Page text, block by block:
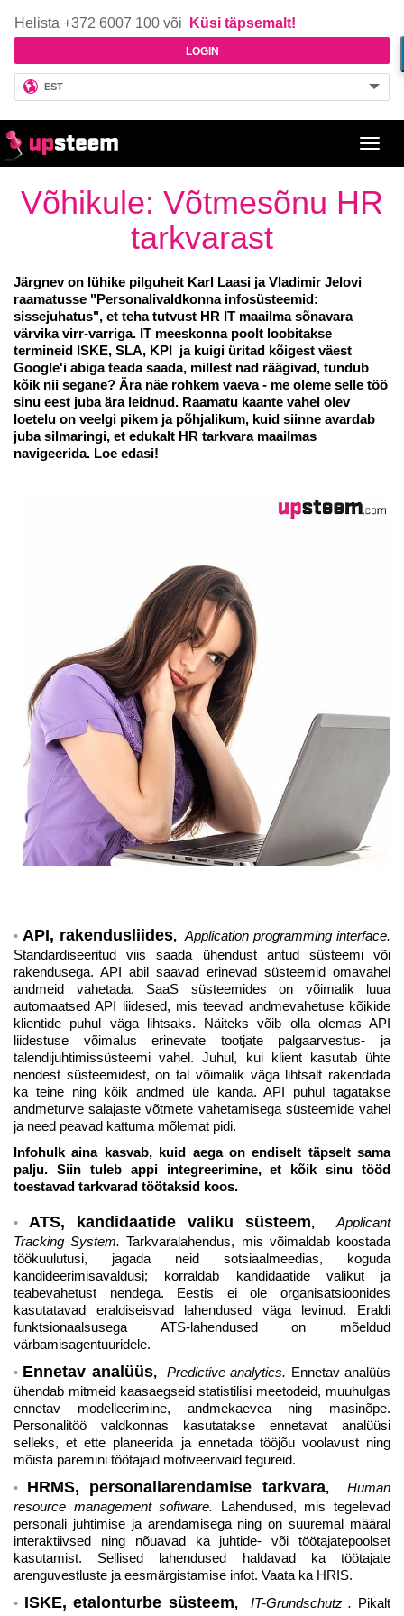
Helista +372 6007 100 või Küsi täpsemalt!
LOGIN
EST
Võhikule: Võtmesõnu HR
tarkvarast
Järgnev on lühike pilguheit Karl Laasi ja Vladimir Jelovi
raamatusse "Personalivaldkonna infosüsteemid:
sissejuhatus", et teha tutvust HR IT maailma sõnavara
värvika virr-varriga. IT meeskonna poolt loobitakse
termineid ISKE, SLA, KPI ja kuigi üritad kõigest väest
Google'i abiga teada saada, millest nad räägivad, tundub
kõik nii segane? Ära näe rohkem vaeva - me oleme selle töö
sinu eest juba ära leidnud. Raamatu kaante vahel olev
loetelu on veelgi pikem ja põhjalikum, kuid siinne avardab
juba silmaringi, et edukalt HR tarkvara maailmas
navigeerida. Loe edasi!
API, rakendusliides,Application programming interface.
Standardiseeritud viis saada ühendust antud süsteemi või
rakendusega. API abil saavad erinevad süsteemid omavahel
andmeid vahetada. SaaS süsteemides on võimalik luua
automaatsed API liidesed, mis teevad andmevahetuse kõikide
klientide puhul väga lihtsaks. Näiteks võib olla olemas API
liidestuse võimalus erinevate tootjate palgaarvestus- ja
talendijuhtimissüsteemi vahel. Juhul, kui klient kasutab ühte
nendest süsteemidest, on tal võimalik väga lihtsalt rakendada
ka teine ning kõik andmed üle kanda. API puhul tagatakse
andmeturve salajaste võtmete vahetamisega süsteemide vahel
ja need peavad kattuma mõlemat pidi.
Infohulk aina kasvab, kuid aega on endiselt täpselt sama
palju. Siin tuleb appi integreerimine, et kõik sinu tööd
toestavad tarkvarad töötaksid koos.
ATS, kandidaatide valiku süsteem, Applicant
Tracking System.Tarkvaralahendus, mis võimaldab koostada
töökuulutusi, jagada neid sotsiaalmeedias, koguda
kandideerimisavaldusi; korraldab kandidaatide valikut ja
teabevahetust nendega. Eestis ei ole organisatsioonides
kasutatavad eraldiseisvad lahendused väga levinud. Eraldi
funktsionaalsusega ATS-lahendused on mõeldud
värbamisagentuuridele.
Ennetav analüüs, Predictive analytics. Ennetav analüüs
ühendab mitmeid kaasaegseid statistilisi meetodeid, muuhulgas
ennetav modelleerimine, andmekaevea ning masinõpe.
Personalitöö valdkonnas kasutatakse ennetavat analüüsi
selleks, et ette planeerida ja ennetada tööjõu voolavust ning
mõista paremini töötajaid motiveerivaid tegureid.
HRMS, personaliarendamise tarkvara,Human
resource management software. Lahendused, mis tegelevad
personali juhtimise ja arendamisega ning on suuremal määral
interaktiivsed ning nõuavad ka juhtide- või töötajatepoolset
kasutamist. Sellised lahendused haldavad ka töötajate
arenguvestluste ja eesmärgistamise infot. Vaata ka HRIS.
ISKE, etalonturbe süsteem, IT-Grundschutz . Pikalt